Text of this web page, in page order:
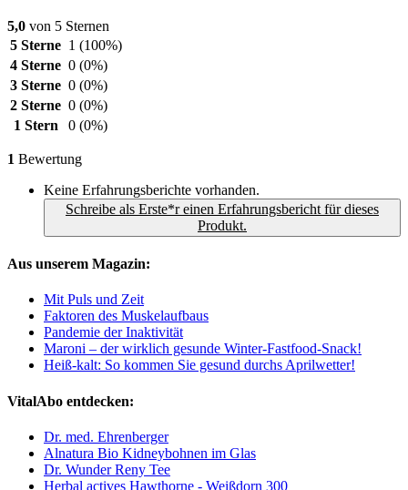
5,0 von 5 Sternen
5 Sterne 1 (100%)
4 Sterne 0 (0%)
3 Sterne 0 (0%)
2 Sterne 0 (0%)
1 Stern
0 (0%)
1 Bewertung
Keine Erfahrungsberichte vorhanden.
Schreibe als Erste*r einen Erfahrungsbericht für dieses
Produkt.
Aus unserem Magazin:
Mit Puls und Zeit
Faktoren des Muskelaufbaus
Pandemie der Inaktivität
Maroni – der wirklich gesunde Winter-Fastfood-Snack!
Heiß-kalt: So kommen Sie gesund durchs Aprilwetter!
VitalAbo entdecken:
Dr. med. Ehrenberger
Alnatura Bio Kidneybohnen im Glas
Dr. Wunder Reny Tee
Herbal actives Hawthorne - Weißdorn 300